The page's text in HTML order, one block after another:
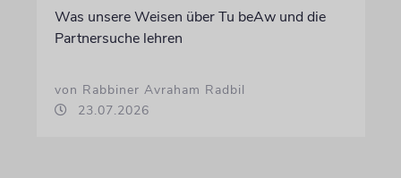
Was unsere Weisen über Tu beAw und die
Partnersuche lehren
von Rabbiner Avraham Radbil
23.07.2026